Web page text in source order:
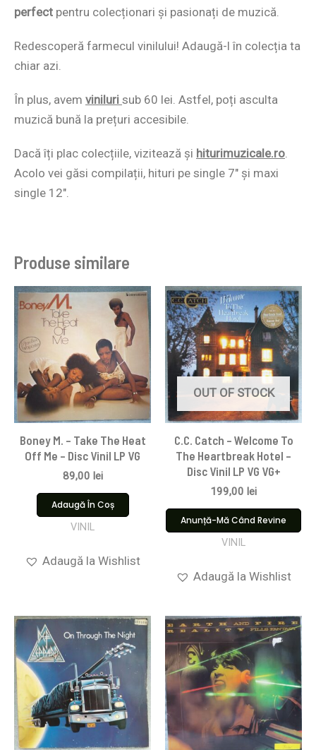
perfect pentru colecționari și pasionați de muzică.
Redescoperă farmecul vinilului! Adaugă-l în colecția ta
chiar azi.
În plus, avem viniluri sub 60 lei. Astfel, poți asculta
muzică bună la prețuri accesibile.
Dacă îți plac colecțiile, vizitează și hiturimuzicale.ro.
Acolo vei găsi compilații, hituri pe single 7″ și maxi
single 12″.
Produse similare
Boney M. – Take The Heat
Off Me – Disc Vinil LP VG
89,00 lei
Adaugă În Coș
VINIL
Adaugă la Wishlist
OUT OF STOCK
C.C. Catch – Welcome To
The Heartbreak Hotel –
Disc Vinil LP VG VG+
199,00 lei
Anunță-Mă Când Revine
VINIL
Adaugă la Wishlist